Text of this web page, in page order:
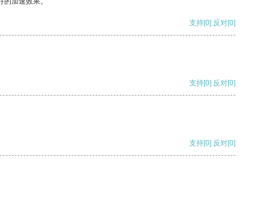
支持[0] 反对[0]
支持[0] 反对[0]
支持[0] 反对[0]